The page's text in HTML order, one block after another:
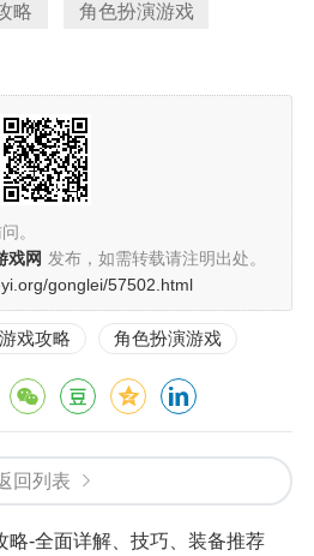
略 角色扮演游戏
。
戏网 发布，如需转载请注明出处。
gonglei/57502.html
游戏攻略 角色扮演游戏
回列表
略-全面详解、技巧、装备推荐